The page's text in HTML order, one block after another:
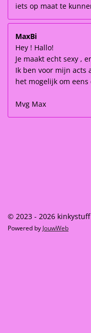
iets op maat te
MaxBi
Hey ! Hallo!
Je maakt echt sexy ,
Ik ben voor mijn acts
het mogelijk om
Mvg Max
© 2023 - 2026 kinkystuff
Powered by JouwWeb